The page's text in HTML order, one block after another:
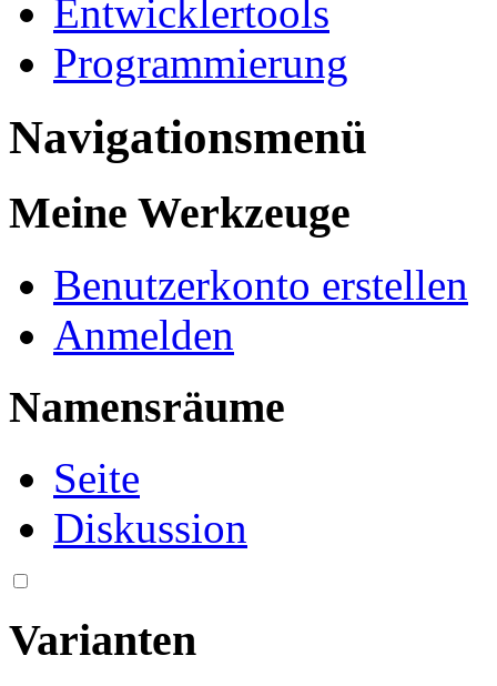
Entwicklertools
Programmierung
Navigationsmenü
Meine Werkzeuge
Benutzerkonto erstellen
Anmelden
Namensräume
Seite
Diskussion
Varianten